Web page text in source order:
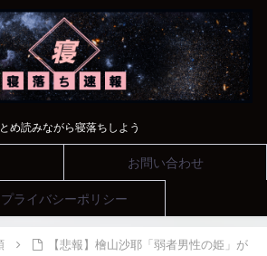
め読みながら寝落ちしよう
お問い合わせ
プライバシーポリシー
【悲報】檜山沙耶「弱者男性の姫」が